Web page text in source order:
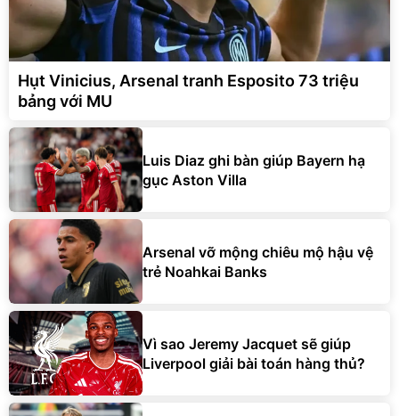
Hụt Vinicius, Arsenal tranh Esposito 73 triệu
bảng với MU
Luis Diaz ghi bàn giúp Bayern hạ
gục Aston Villa
Arsenal vỡ mộng chiêu mộ hậu vệ
trẻ Noahkai Banks
Vì sao Jeremy Jacquet sẽ giúp
Liverpool giải bài toán hàng thủ?